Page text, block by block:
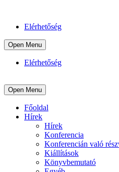
Elérhetőség
Open Menu
Elérhetőség
Open Menu
Főoldal
Hírek
Hírek
Konferencia
Konferencián való
Kiállítások
Könyvbemutató